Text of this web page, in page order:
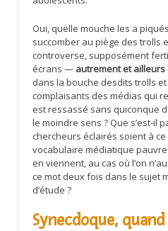
Oui, quelle mouche les a
succomber au piège des trolls
controverse, supposément
écrans — autrement et
dans la bouche desdits trolls
complaisants des médias qui
est ressassé sans quiconque
le moindre sens ? Que s’est-il
chercheurs éclairés soient à
vocabulaire médiatique
en viennent, au cas où l’on
ce mot deux fois dans le sujet
d’étude ?
Synecdoque,